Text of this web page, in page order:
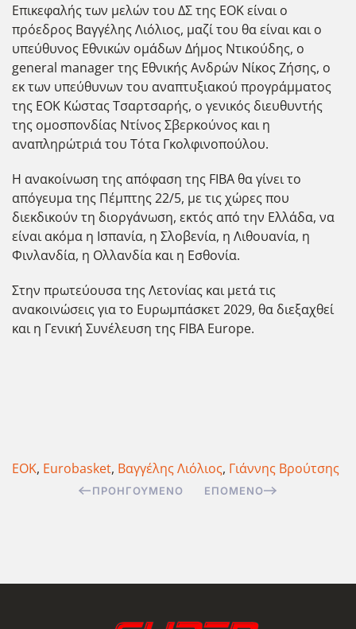
Επικεφαλής των μελών του ΔΣ της ΕΟΚ είναι ο
πρόεδρος Βαγγέλης Λιόλιος, μαζί του θα είναι και ο
υπεύθυνος Εθνικών ομάδων Δήμος Ντικούδης, ο
general manager της Εθνικής Ανδρών Νίκος Ζήσης, ο
εκ των υπεύθυνων του αναπτυξιακού προγράμματος
της ΕΟΚ Κώστας Τσαρτσαρής, ο γενικός διευθυντής
της ομοσπονδίας Ντίνος Σβερκούνος και η
αναπληρώτριά του Τότα Γκολφινοπούλου.
Η ανακοίνωση της απόφαση της FIBA θα γίνει το
απόγευμα της Πέμπτης 22/5, με τις χώρες που
διεκδικούν τη διοργάνωση, εκτός από την Ελλάδα, να
είναι ακόμα η Ισπανία, η Σλοβενία, η Λιθουανία, η
Φινλανδία, η Ολλανδία και η Εσθονία.
Στην πρωτεύουσα της Λετονίας και μετά τις
ανακοινώσεις για το Ευρωμπάσκετ 2029, θα διεξαχθεί
και η Γενική Συνέλευση της FIBA Europe.
ΕΟΚ, Eurobasket, Βαγγέλης Λιόλιος, Γιάννης Βρούτσης
ΠΡΟΗΓΟΎΜΕΝΟ ΕΠΌΜΕΝΟ